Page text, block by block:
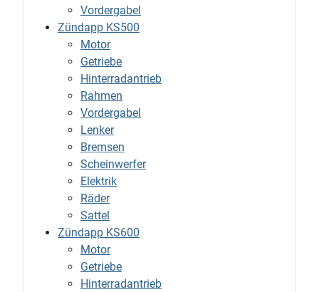
Vordergabel
Zündapp KS500
Motor
Getriebe
Hinterradantrieb
Rahmen
Vordergabel
Lenker
Bremsen
Scheinwerfer
Elektrik
Räder
Sattel
Zündapp KS600
Motor
Getriebe
Hinterradantrieb